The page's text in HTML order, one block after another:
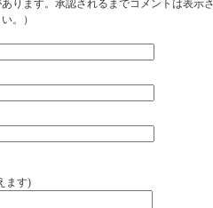
ります。承認されるまでコメントは表示
。）
ます)